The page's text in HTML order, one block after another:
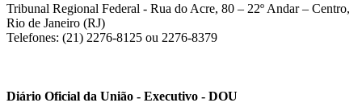
Tribunal Regional Federal - Rua do Acre, 80 – 22º Andar – Centro,
Rio de Janeiro (RJ)
Telefones: (21) 2276-8125 ou 2276-8379
Diário Oficial da União - Executivo - DOU